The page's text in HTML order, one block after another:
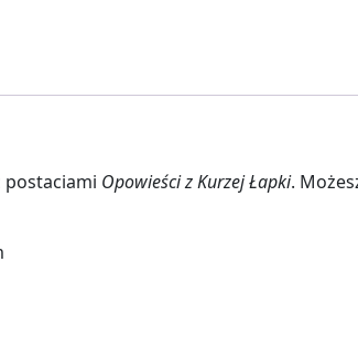
postaciami Opowieści z Kurzej Łapki.